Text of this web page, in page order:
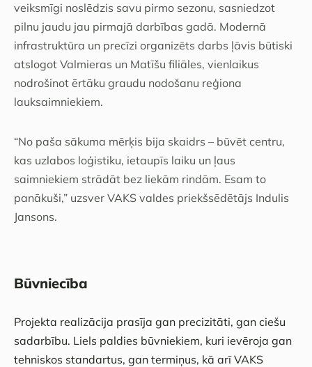
veiksmīgi noslēdzis savu pirmo sezonu, sasniedzot
pilnu jaudu jau pirmajā darbības gadā. Modernā
infrastruktūra un precīzi organizēts darbs ļāvis būtiski
atslogot Valmieras un Matīšu filiāles, vienlaikus
nodrošinot ērtāku graudu nodošanu reģiona
lauksaimniekiem.
“No paša sākuma mērķis bija skaidrs – būvēt centru,
kas uzlabos loģistiku, ietaupīs laiku un ļaus
saimniekiem strādāt bez liekām rindām. Esam to
panākuši,” uzsver VAKS valdes priekšsēdētājs Indulis
Jansons.
Būvniecība
Projekta realizācija prasīja gan precizitāti, gan ciešu
sadarbību. Liels paldies būvniekiem, kuri ievēroja gan
tehniskos standartus, gan termiņus, kā arī VAKS